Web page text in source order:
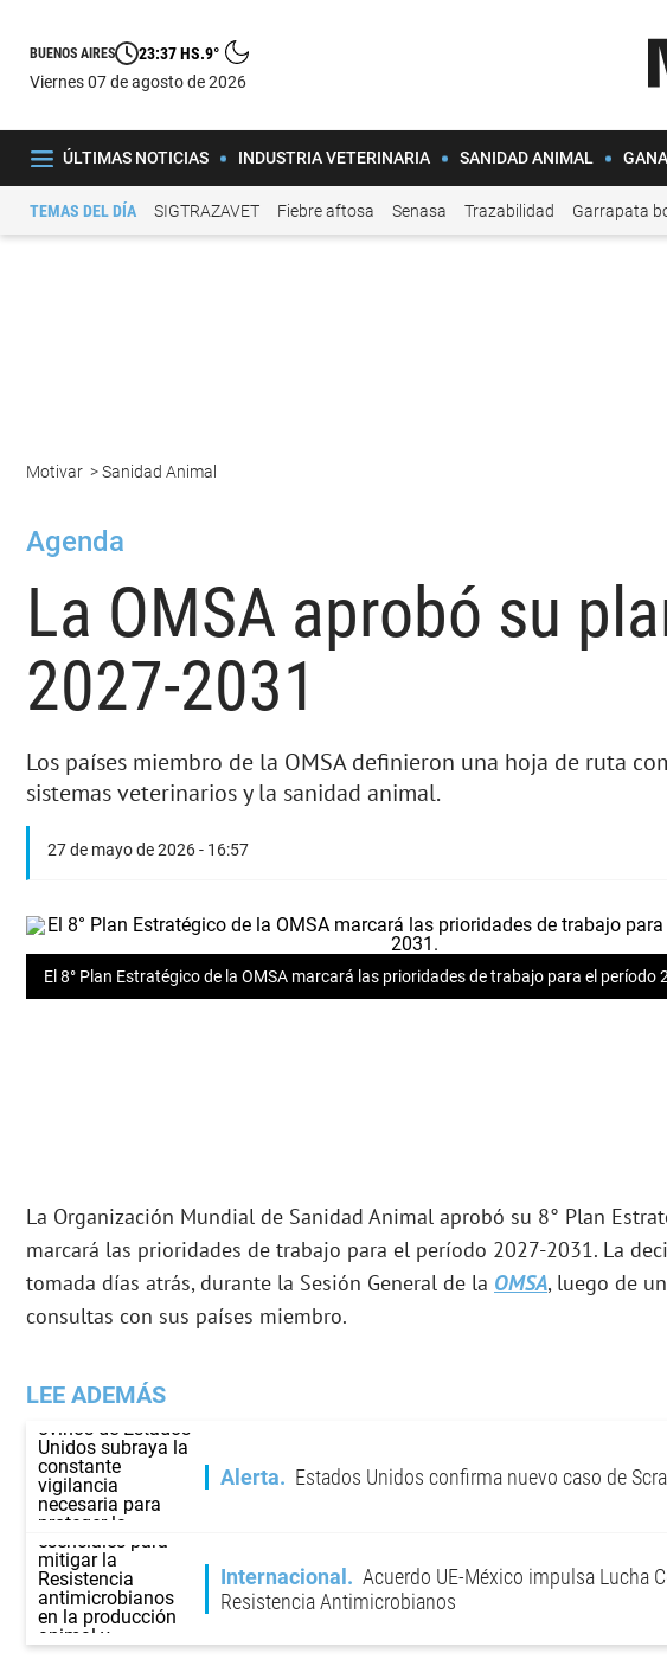
BUENOS AIRES 23:37 HS.9°
viernes 07 de agosto de 2026
ÚLTIMAS NOTICIAS INDUSTRIA VETERINARIA SANIDAD ANIMAL
TEMAS DEL DÍA SIGTRAZAVET Fiebre aftosa Senasa Trazabilidad Garrapata
Motivar >Sanidad Animal
Agenda
La OMSA aprobó su
2027-2031
Los países miembro de la OMSA definieron una hoja de ruta
sistemas veterinarios y la sanidad animal.
27 de mayo de 2026 - 16:57
El 8° Plan Estratégico de la OMSA marcará las prioridades de trabajo para el período
La Organización Mundial de Sanidad Animal aprobó su 8° Plan
marcará las prioridades de trabajo para el período 2027-2031. La
tomada días atrás, durante la Sesión General de la OMSA, luego de
consultas con sus países miembro.
LEE ADEMÁS
Alerta Estados Unidos confirma nuevo caso de
Internacional
Acuerdo UE-México impulsa Lucha
Resistencia Antimicrobianos